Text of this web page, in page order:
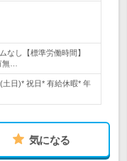
なし【標準労働時間】
無…
日)* 祝日* 有給休暇* 年
気になる